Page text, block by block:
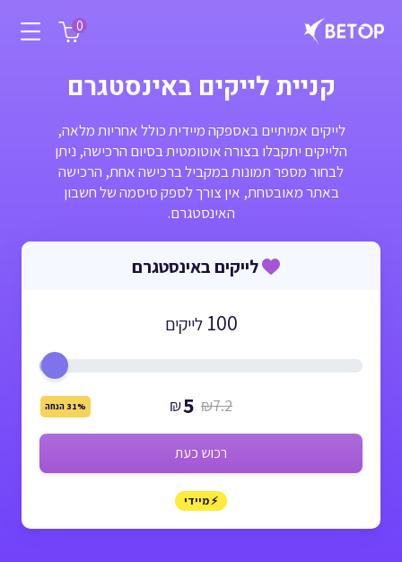
0
קניית לייקים באינסטגרם
לייקים אמיתיים באספקה מיידית כולל אחריות מלאה,
הלייקים יתקבלו בצורה אוטומטית בסיום הרכישה, ניתן
לבחור מספר תמונות במקביל ברכישה אחת, הרכישה
באתר מאובטחת, אין צורך לספק סיסמה של חשבון
האינסטגרם.
לייקים באינסטגרם
100 לייקים
₪5 ₪7.2 31% הנחה
רכוש כעת
⚡ מיידי